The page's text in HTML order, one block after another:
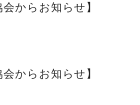
会からお知らせ】
会からお知らせ】